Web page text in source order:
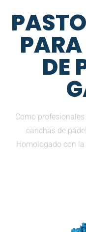
DE
Como
canchas de
Homologado con